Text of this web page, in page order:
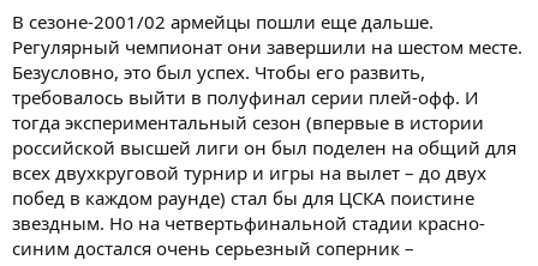
В сезоне-2001/02 армейцы пошли еще дальше.
Регулярный чемпионат они завершили на шестом месте.
Безусловно, это был успех. Чтобы его развить,
требовалось выйти в полуфинал серии плей-офф. И
тогда экспериментальный сезон (впервые в истории
российской высшей лиги он был поделен на общий для
всех двухкруговой турнир и игры на вылет – до двух
побед в каждом раунде) стал бы для ЦСКА поистине
звездным. Но на четвертьфинальной стадии красно-
синим достался очень серьезный соперник –